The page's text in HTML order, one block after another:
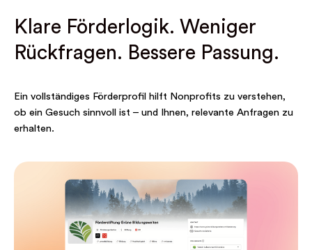
Klare Förderlogik. Weniger
Rückfragen. Bessere Passung.
Ein vollständiges Förderprofil hilft Nonprofits zu verstehen,
ob ein Gesuch sinnvoll ist – und Ihnen, relevante Anfragen zu
erhalten.